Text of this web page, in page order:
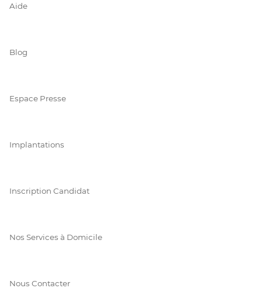
Aide
Blog
Espace Presse
Implantations
Inscription Candidat
Nos Services à Domicile
Nous Contacter